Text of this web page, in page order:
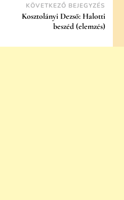
KÖVETKEZŐ BEJEGYZÉS
Kosztolányi Dezső: Halotti
beszéd (elemzés)